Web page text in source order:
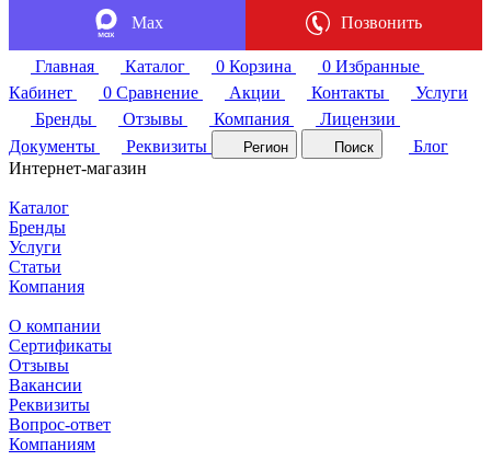
Max Позвонить
Главная Каталог 0 Корзина 0 Избранные
Кабинет
0 Сравнение Акции Контакты
Услуги
Бренды
Отзывы Компания
Лицензии
Документы
Реквизиты Регион Поиск
Блог
Интернет-магазин
Каталог
Бренды
Услуги
Статьи
Компания
О компании
Сертификаты
Отзывы
Вакансии
Реквизиты
Вопрос-ответ
Компаниям